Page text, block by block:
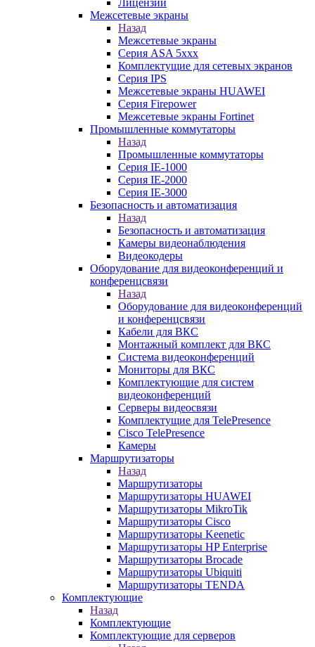
Лицензии
Межсетевые экраны
Назад
Межсетевые экраны
Серия ASA 5xxx
Комплектущие для сетевых экранов
Серия IPS
Межсетевые экраны HUAWEI
Серия Firepower
Межсетевые экраны Fortinet
Промышленные коммутаторы
Назад
Промышленные коммутаторы
Серия IE-1000
Серия IE-2000
Серия IE-3000
Безопасность и автоматизация
Назад
Безопасность и автоматизация
Камеры видеонаблюдения
Видеокодеры
Оборудование для видеоконференций и
конференцсвязи
Назад
Оборудование для видеоконференций
и конференцсвязи
Кабели для ВКС
Монтажный комплект для ВКС
Система видеоконференций
Мониторы для ВКС
Комплектующие для систем
видеоконференций
Серверы видеосвязи
Комплектущие для TelePresence
Cisco TelePresence
Камеры
Маршрутизаторы
Назад
Маршрутизаторы
Маршрутизаторы HUAWEI
Маршрутизаторы MikroTik
Маршрутизаторы Cisco
Маршрутизаторы Keenetic
Маршрутизаторы HP Enterprise
Маршрутизаторы Brocade
Маршрутизаторы Ubiquiti
Маршрутизаторы TENDA
Комплектующие
Назад
Комплектующие
Комплектующие для серверов